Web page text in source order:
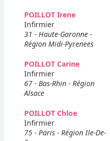
POILLOT Irene
Infirmier
31 - Haute-Garonne -
Région Midi-Pyrenees
POILLOT Carine
Infirmier
67 - Bas-Rhin - Région
Alsace
POILLOT Chloe
Infirmier
75 - Paris - Région Ile-De-